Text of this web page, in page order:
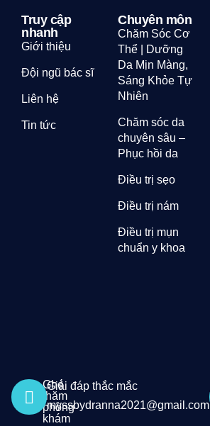
Truy cập
nhanh
Giới thiệu
Đội ngũ bác sĩ
Liên hệ
Tin tức
Chuyên môn
Chăm Sóc Cơ
Thể | Dưỡng
Da Mịn Màng,
Sáng Khỏe Tự
Nhiên
Chăm sóc da
chuyên sâu –
Phục hồi da
Điều trị sẹo
Điều trị nám
Điều trị mụn
chuẩn y khoa
Ghé
thăm
phòng
khám
Giải đáp thắc mắc
myssbydranna2021@gmail.com